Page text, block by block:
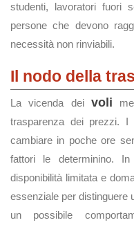
studenti, lavoratori fuori
persone che devono
necessità non rinviabili.
Il nodo della
La vicenda dei voli
trasparenza dei prezzi. I
cambiare in poche ore
fattori le determinino.
disponibilità limitata e
essenziale per distinguere
un possibile